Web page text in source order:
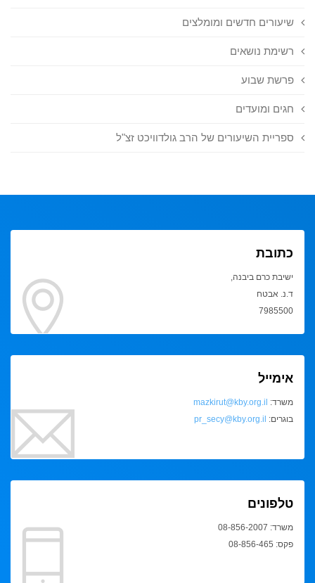
שיעורים חדשים ומומלצים
רשימת נושאים
פרשת שבוע
חגים ומועדים
ספריית השיעורים של הרב גולדוויכט זצ"ל
כתובת
ישיבת כרם ביבנה,
ד.נ. אבטח
7985500
אימייל
משרד: mazkirut@kby.org.il
בוגרים: pr_secy@kby.org.il
טלפונים
משרד: 08-856-2007
פקס: 08-856-465